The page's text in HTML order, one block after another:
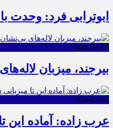
ابوترابی فرد:
1404-09-03
بیرجند، میزبان
1404-09-02
عرب زاده: آماده این